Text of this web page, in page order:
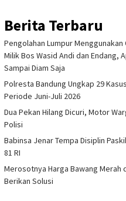
Berita Terbaru
Pengolahan Lumpur
Milik Bos Wasid Andi dan Endang,
Sampai Diam Saja
Polresta Bandung Ungkap 29
Periode Juni-Juli 2026
Dua Pekan Hilang Dicuri, Motor
Polisi
Babinsa Jenar Tempa Disiplin
81 RI
Merosotnya Harga Bawang Merah
Berikan Solusi